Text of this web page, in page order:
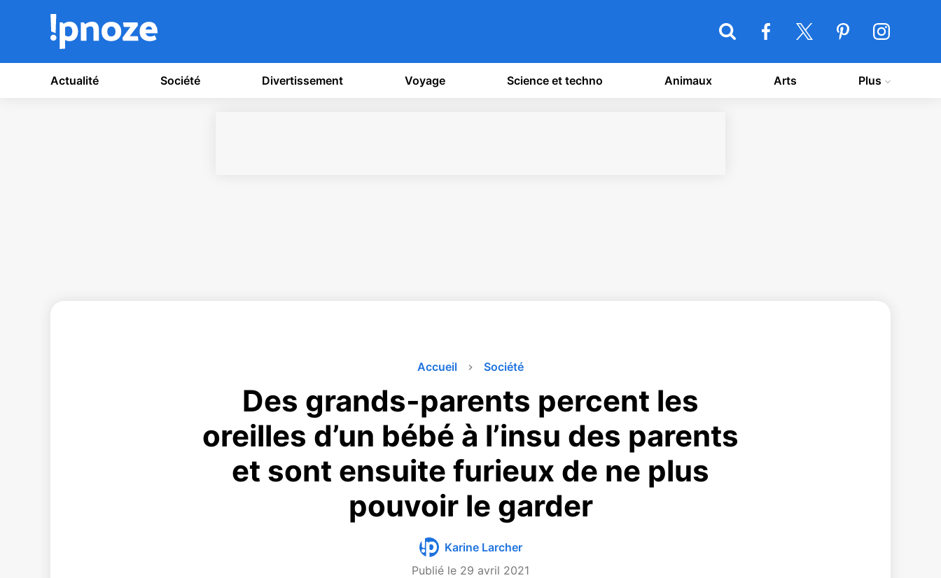
Actualité Société Divertissement Voyage Science et techno Animaux Arts Plus
Accueil Société
Des grands-parents percent les
oreilles d’un bébé à l’insu des parents
et sont ensuite furieux de ne plus
pouvoir le garder
Karine Larcher
Publié le 29 avril 2021